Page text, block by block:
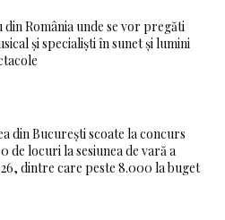
România unde se vor pregăti
și specialiști în sunet și lumini
din București scoate la concurs
de locuri la sesiunea de vară a
dintre care peste 8.000 la buget